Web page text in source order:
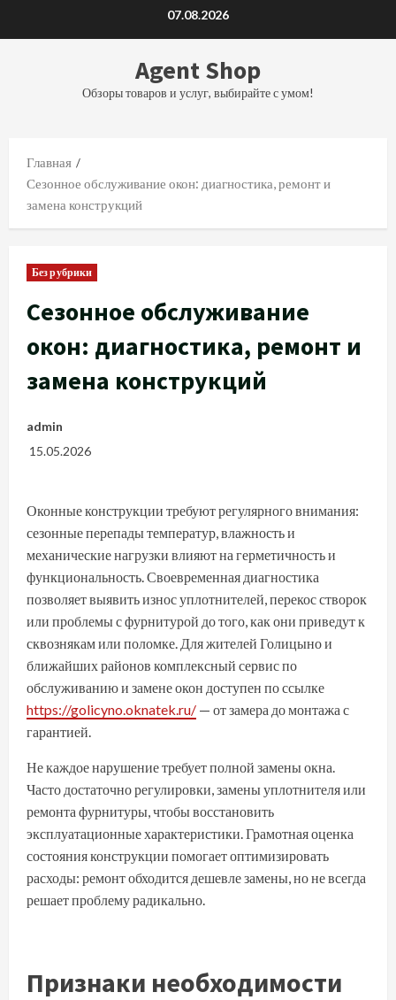
07.08.2026
Agent Shop
Обзоры товаров и услуг, выбирайте с умом!
Главная
Сезонное обслуживание окон: диагностика, ремонт и
замена конструкций
Без рубрики
Сезонное обслуживание
окон: диагностика, ремонт и
замена конструкций
admin
15.05.2026
Оконные конструкции требуют регулярного внимания:
сезонные перепады температур, влажность и
механические нагрузки влияют на герметичность и
функциональность. Своевременная диагностика
позволяет выявить износ уплотнителей, перекос створок
или проблемы с фурнитурой до того, как они приведут к
сквознякам или поломке. Для жителей Голицыно и
ближайших районов комплексный сервис по
обслуживанию и замене окон доступен по ссылке
https://golicyno.oknatek.ru/ — от замера до монтажа с
гарантией.
Не каждое нарушение требует полной замены окна.
Часто достаточно регулировки, замены уплотнителя или
ремонта фурнитуры, чтобы восстановить
эксплуатационные характеристики. Грамотная оценка
состояния конструкции помогает оптимизировать
расходы: ремонт обходится дешевле замены, но не всегда
решает проблему радикально.
Признаки необходимости